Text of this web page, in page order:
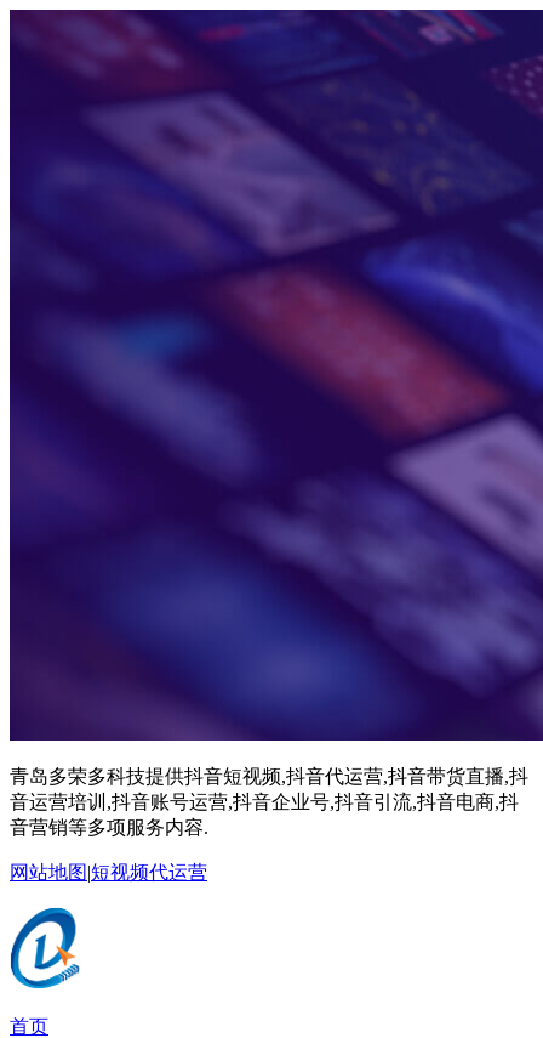
青岛多荣多科技提供抖音短视频,抖音代运营,抖音带货直播,抖
音运营培训,抖音账号运营,抖音企业号,抖音引流,抖音电商,抖
音营销等多项服务内容.
网站地图|短视频代运营
首页